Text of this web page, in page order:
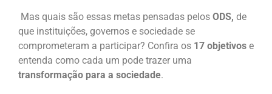
Mas quais são essas metas pensadas pelos ODS, de
que instituições, governos e sociedade se
comprometeram a participar? Confira os 17 objetivos e
entenda como cada um pode trazer uma
transformação para a sociedade.